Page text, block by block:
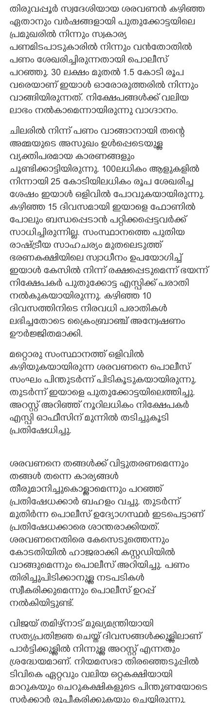
തിരുവപ്പൂർ സ്വദേശിയായ ശരവണൻ കഴിഞ്ഞ
ഏതാനും വർഷങ്ങളായി പുതുക്കോട്ടയിലെ
പ്രമുഖരിൽ നിന്നും സ്വകാര്യ
പണമിടപാടുകാരിൽ നിന്നും വൻതോതിൽ
പണം ശേഖരിച്ചിരുന്നതായി പൊലീസ്
പറഞ്ഞു. 30 ലക്ഷം മുതൽ 1.5 കോടി രൂപ
വരെയാണ് ഇയാൾ ഓരോരുത്തരിൽ നിന്നും
വാങ്ങിയിരുന്നത്. നിക്ഷേപങ്ങൾക്ക് വലിയ
ലാഭം നൽകാമെന്നായിരുന്നു വാഗ്ദാനം.
ചിലരിൽ നിന്ന് പണം വാങ്ങാനായി തന്റെ
അമ്മയുടെ അസുഖം ഉൾപ്പെടെയുള്ള
വ്യക്തിപരമായ കാരണങ്ങളും
ചൂണ്ടിക്കാട്ടിയിരുന്നു. 100ലധികം ആളുകളിൽ
നിന്നായി 25 കോടിയിലധികം രൂപ ശേഖരിച്ച
ശേഷം ഇയാൾ ഒളിവിൽ പോവുകയായിരുന്നു.
കഴിഞ്ഞ 15 ദിവസമായി ഇയാളെ ഫോണിൽ
പോലും ബന്ധപ്പെടാൻ പറ്റിക്കപ്പെട്ടവർക്ക്
സാധിച്ചിരുന്നില്ല. സംസ്ഥാനത്തെ പുതിയ
രാഷ്ട്രീയ സാഹചര്യം മുതലെടുത്ത്
ഭരണകക്ഷിയിലെ സ്വാധീനം ഉപയോഗിച്ച്
ഇയാൾ കേസിൽ നിന്ന് രക്ഷപ്പെടുമെന്ന് ഭയന്ന്
നിക്ഷേപകർ പുതുക്കോട്ട എസ്പിക്ക് പരാതി
നൽകുകയായിരുന്നു. കഴിഞ്ഞ 10
ദിവസത്തിനിടെ നിരവധി പരാതികൾ
ലഭിച്ചതോടെ ക്രൈംബ്രാഞ്ച് അന്വേഷണം
ഊർജ്ജിതമാക്കി.
മറ്റൊരു സംസ്ഥാനത്ത് ഒളിവിൽ
കഴിയുകയായിരുന്ന ശരവണനെ പൊലീസ്
സംഘം പിന്തുടർന്ന് പിടികൂടുകയായിരുന്നു.
തുടർന്ന് ഇയാളെ പുതുക്കോട്ടയിലെത്തിച്ചു.
അറസ്റ്റ് അറിഞ്ഞ് നൂറിലധികം നിക്ഷേപകർ
എസ്പി ഓഫീസിന് മുന്നിൽ തടിച്ചുകൂടി
പ്രതിഷേധിച്ചു.
ശരവണനെ തങ്ങൾക്ക് വിട്ടുതരണമെന്നും
തങ്ങൾ തന്നെ കാര്യങ്ങൾ
തീരുമാനിച്ചുകൊള്ളാമെന്നും പറഞ്ഞ്
പ്രതിഷേധക്കാർ ബഹളം വച്ചു. തുടർന്ന്
മുതിർന്ന പൊലീസ് ഉദ്യോഗസ്ഥർ ഇടപെട്ടാണ്
പ്രതിഷേധക്കാരെ ശാന്തരാക്കിയത്.
ശരവണനെതിരെ കേസെടുത്തെന്നും
കോടതിയിൽ ഹാജരാക്കി കസ്റ്റഡിയിൽ
വാങ്ങുമെന്നും പൊലീസ് അറിയിച്ചു. പണം
തിരിച്ചുപിടിക്കാനുള്ള നടപടികൾ
സ്വീകരിക്കുമെന്നും പൊലീസ് ഉറപ്പ്
നൽകിയിട്ടുണ്ട്.
വിജയ് തമിഴ്നാട് മുഖ്യമന്ത്രിയായി
സത്യപ്രതിജ്ഞ ചെയ്ത് ദിവസങ്ങൾക്കുള്ളിലാണ്
പാർട്ടിക്കുള്ളിൽ നിന്നുള്ള അറസ്റ്റ് എന്നതും
ശ്രദ്ധേയമാണ്. നിയമസഭാ തിരഞ്ഞെടുപ്പിൽ
ടിവികെ ഏറ്റവും വലിയ ഒറ്റകക്ഷിയായി
മാറുകയും ചെറുകക്ഷികളുടെ പിന്തുണയോടെ